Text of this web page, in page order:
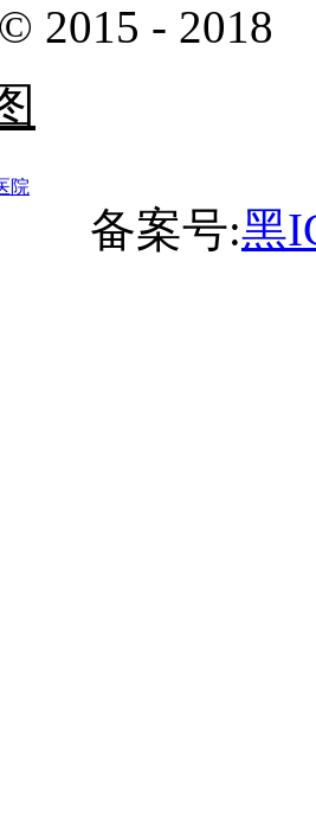
2015 - 2018
院
备案号:黑